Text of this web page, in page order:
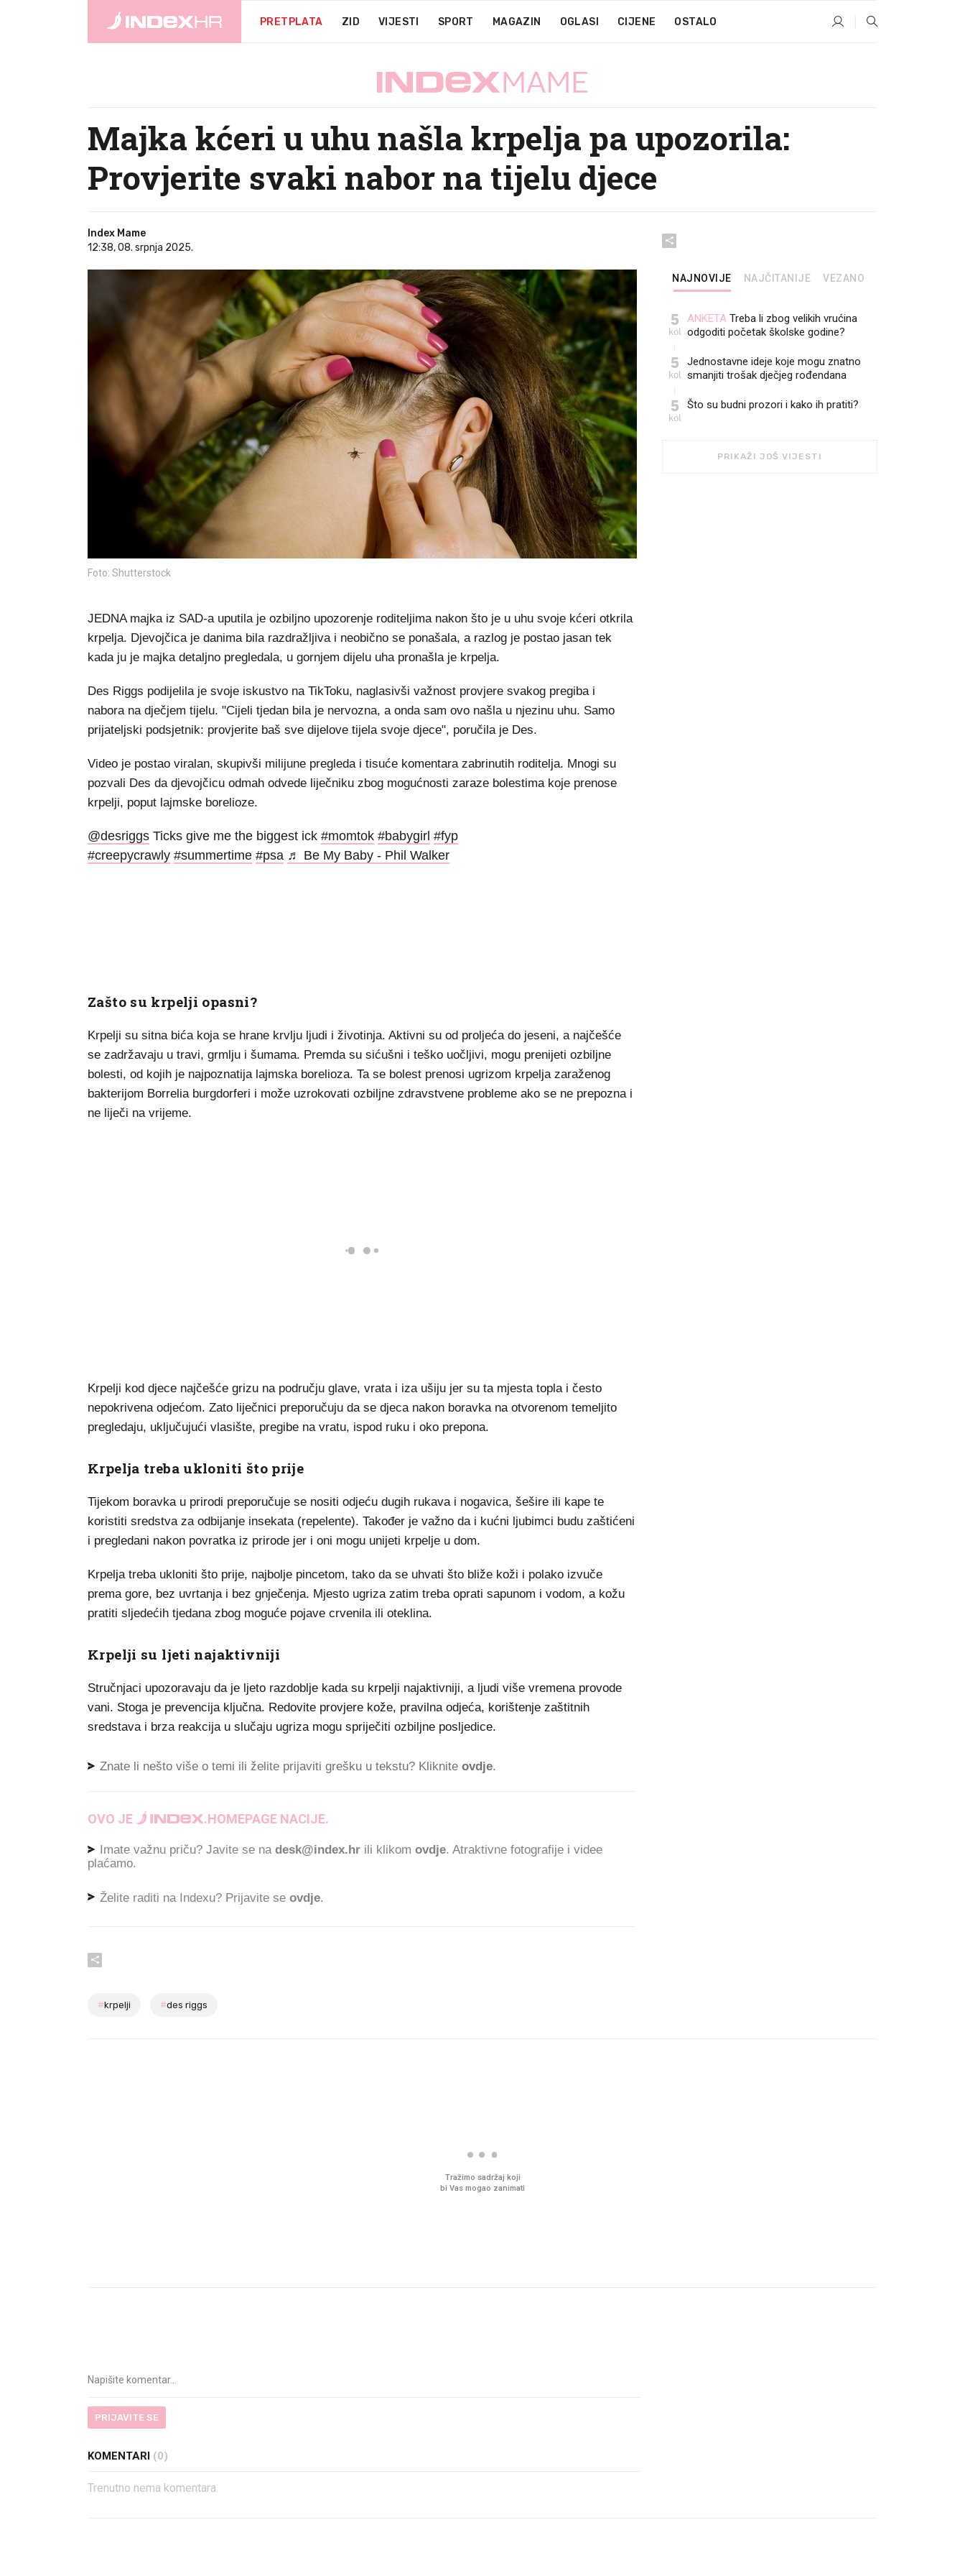
PRETPLATA ZID VIJESTI SPORT MAGAZIN OGLASI CIJENE OSTALO
Majka kćeri u uhu našla krpelja pa upozorila:
Provjerite svaki nabor na tijelu djece
Index Mame
12:38, 08. srpnja 2025.
Foto: Shutterstock
JEDNA majka iz SAD-a uputila je ozbiljno upozorenje roditeljima nakon što je u uhu svoje kćeri otkrila
krpelja. Djevojčica je danima bila razdražljiva i neobično se ponašala, a razlog je postao jasan tek
kada ju je majka detaljno pregledala, u gornjem dijelu uha pronašla je krpelja.
Des Riggs podijelila je svoje iskustvo na TikToku, naglasivši važnost provjere svakog pregiba i
nabora na dječjem tijelu. "Cijeli tjedan bila je nervozna, a onda sam ovo našla u njezinu uhu. Samo
prijateljski podsjetnik: provjerite baš sve dijelove tijela svoje djece", poručila je Des.
Video je postao viralan, skupivši milijune pregleda i tisuće komentara zabrinutih roditelja. Mnogi su
pozvali Des da djevojčicu odmah odvede liječniku zbog mogućnosti zaraze bolestima koje prenose
krpelji, poput lajmske borelioze.
@desriggs Ticks give me the biggest ick #momtok #babygirl #fyp
#creepycrawly #summertime #psa ♬ Be My Baby - Phil Walker
Zašto su krpelji opasni?
Krpelji su sitna bića koja se hrane krvlju ljudi i životinja. Aktivni su od proljeća do jeseni, a najčešće
se zadržavaju u travi, grmlju i šumama. Premda su sićušni i teško uočljivi, mogu prenijeti ozbiljne
bolesti, od kojih je najpoznatija lajmska borelioza. Ta se bolest prenosi ugrizom krpelja zaraženog
bakterijom Borrelia burgdorferi i može uzrokovati ozbiljne zdravstvene probleme ako se ne prepozna i
ne liječi na vrijeme.
Krpelji kod djece najčešće grizu na području glave, vrata i iza ušiju jer su ta mjesta topla i često
nepokrivena odjećom. Zato liječnici preporučuju da se djeca nakon boravka na otvorenom temeljito
pregledaju, uključujući vlasište, pregibe na vratu, ispod ruku i oko prepona.
Krpelja treba ukloniti što prije
Tijekom boravka u prirodi preporučuje se nositi odjeću dugih rukava i nogavica, šešire ili kape te
koristiti sredstva za odbijanje insekata (repelente). Također je važno da i kućni ljubimci budu zaštićeni
i pregledani nakon povratka iz prirode jer i oni mogu unijeti krpelje u dom.
Krpelja treba ukloniti što prije, najbolje pincetom, tako da se uhvati što bliže koži i polako izvuče
prema gore, bez uvrtanja i bez gnječenja. Mjesto ugriza zatim treba oprati sapunom i vodom, a kožu
pratiti sljedećih tjedana zbog moguće pojave crvenila ili oteklina.
Krpelji su ljeti najaktivniji
Stručnjaci upozoravaju da je ljeto razdoblje kada su krpelji najaktivniji, a ljudi više vremena provode
vani. Stoga je prevencija ključna. Redovite provjere kože, pravilna odjeća, korištenje zaštitnih
sredstava i brza reakcija u slučaju ugriza mogu spriječiti ozbiljne posljedice.
Znate li nešto više o temi ili želite prijaviti grešku u tekstu? Kliknite ovdje.
OVO JE .HOMEPAGE NACIJE.
Imate važnu priču? Javite se na desk@index.hr ili klikom ovdje. Atraktivne fotografije i videe
plaćamo.
Želite raditi na Indexu? Prijavite se ovdje.
#krpelji #des riggs
NAJNOVIJE NAJČITANIJE VEZANO
5
kol
ANKETA Treba li zbog velikih vrućina
odgoditi početak školske godine?
5
kol
Jednostavne ideje koje mogu znatno
smanjiti trošak dječjeg rođendana
5
kol
Što su budni prozori i kako ih pratiti?
PRIKAŽI JOŠ VIJESTI
Tražimo sadržaj koji
bi Vas mogao zanimati
PRIJAVITE SE
KOMENTARI (0)
Trenutno nema komentara.